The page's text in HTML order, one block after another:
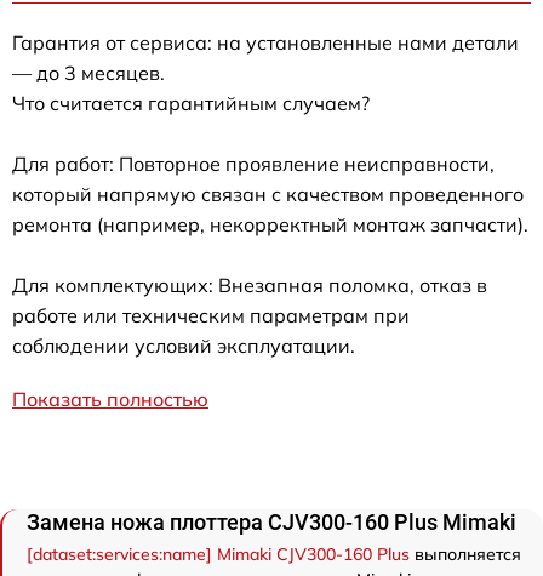
Гарантия от сервиса: на установленные нами детали
— до 3 месяцев.
Что считается гарантийным случаем?
Для работ: Повторное проявление неисправности,
который напрямую связан с качеством проведенного
ремонта (например, некорректный монтаж запчасти).
Для комплектующих: Внезапная поломка, отказ в
работе или техническим параметрам при
соблюдении условий эксплуатации.
Показать полностью
Замена ножа плоттера CJV300-160 Plus Mimaki
[dataset:services:name] Mimaki CJV300-160 Plus выполняется